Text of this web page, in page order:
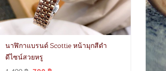
นาฬิกาแบรนด์ Scottie หน้ามุกสีดำ
ดีไซน์สวยหรู